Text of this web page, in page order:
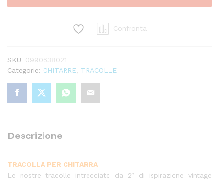
Tan
Confronta
SKU: 0990638021
Categorie: CHITARRE TRACOLLE
Descrizione
TRACOLLA PER CHITARRA
Le nostre tracolle intrecciate da 2″ di ispirazione vintage